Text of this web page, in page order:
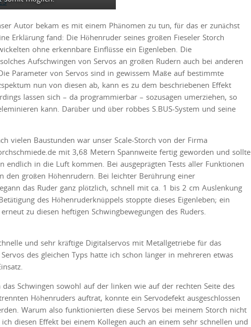
Autor bekam es mit einem Phänomen zu tun, für das er zunächst
Erklärung fand: Die Höhenruder seines großen Fieseler Storch
ohne erkennbare Einflüsse ein Eigenleben. Die
Aufschwingen von Servos an großen Rudern auch bei anderen
Parameter von Servos sind in gewissem Maße auf bestimmte
nun von diesen ab, kann es zu dem beschriebenen Effekt
lassen sich – da programmierbar – sozusagen umerziehen, so
kann. Darüber und über robbes S.BUS-System und seine
vielen Baustunden war unser Scale-Storch von der Firma
mit 3,68 Metern Spannweite fertig geworden und sollte
endlich in die Luft kommen. Bei ausgeprägten Tests aller Funktionen
den großen Höhenrudern. Bei leichter Berührung einer
das Ruder ganz plötzlich, schnell mit ca. 1 bis 2 cm Auslenkung
des Höhenruderknüppels stoppte dieses Eigenleben; ein
zu diesen heftigen Schwingbewegungen des Ruders.
und sehr kräftige Digitalservos mit Metallgetriebe für das
des gleichen Typs hatte ich schon länger in mehreren etwas
das Schwingen sowohl auf der linken wie auf der rechten Seite des
Höhenruders auftrat, konnte ein Servodefekt ausgeschlossen
Warum also funktionierten diese Servos bei meinem Storch nicht
diesen Effekt bei einem Kollegen auch an einem sehr schnellen und